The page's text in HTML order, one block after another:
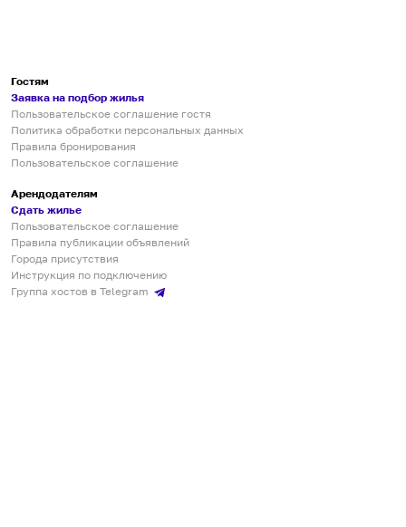
Гостям
Заявка на подбор жилья
Пользовательское соглашение гостя
Политика обработки персональных данных
Правила бронирования
Пользовательское соглашение
Арендодателям
Сдать жилье
Пользовательское соглашение
Правила публикации объявлений
Города присутствия
Инструкция по подключению
Группа хостов в Telegram